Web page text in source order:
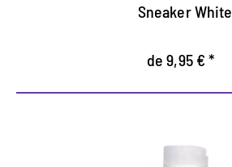
Sneaker White
de 9,95 € *